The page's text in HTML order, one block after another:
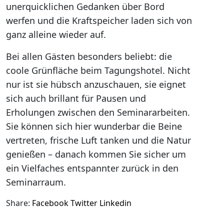
unerquicklichen Gedanken über Bord
werfen und die Kraftspeicher laden sich von
ganz alleine wieder auf.
Bei allen Gästen besonders beliebt: die
coole Grünfläche beim Tagungshotel. Nicht
nur ist sie hübsch anzuschauen, sie eignet
sich auch brillant für Pausen und
Erholungen zwischen den Seminararbeiten.
Sie können sich hier wunderbar die Beine
vertreten, frische Luft tanken und die Natur
genießen – danach kommen Sie sicher um
ein Vielfaches entspannter zurück in den
Seminarraum.
Share: FacebookTwitter Linkedin